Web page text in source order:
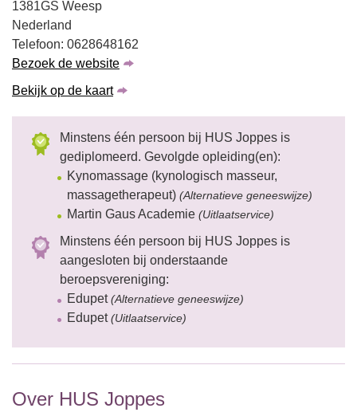
1381GS Weesp
Nederland
Telefoon: 0628648162
Bezoek de website
Bekijk op de kaart
Minstens één persoon bij HUS Joppes is
gediplomeerd. Gevolgde opleiding(en):
Kynomassage (kynologisch masseur,
massagetherapeut) (Alternatieve geneeswijze)
Martin Gaus Academie (Uitlaatservice)
Minstens één persoon bij HUS Joppes is
aangesloten bij onderstaande
beroepsvereniging:
Edupet(Alternatieve geneeswijze)
Edupet(Uitlaatservice)
Over HUS Joppes